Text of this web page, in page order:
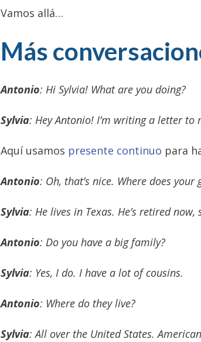
Vamos allá…
Más
Antonio: Hi Sylvia! What are you doing?
Sylvia: Hey Antonio! I’m writing a letter to
Aquí usamos presente continuo para
Antonio: Oh, that’s nice. Where does
Sylvia: He lives in Texas. He’s retired
Antonio: Do you have a big family?
Sylvia: Yes, I do. I have a lot of cousins.
Antonio: Where do they live?
Sylvia: All over the United States.